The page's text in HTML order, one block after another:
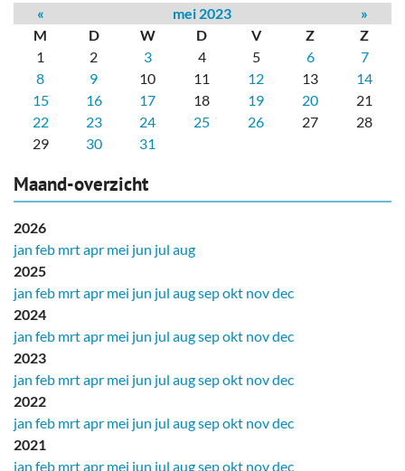
« mei 2023
»
M
D W D V Z
Z
1
2 3 4 5 6
7
8
9 10 11 12 13
14
15
16 17 18 19 20
21
22
23 24 25 26 27
28
29
30 31
Maand-overzicht
2026
jan feb mrtapr mei jun jul aug
2025
jan feb mrtapr mei jun jul augsepokt novdec
2024
jan feb mrtapr mei jun jul augsepokt novdec
2023
jan feb mrtapr mei jun jul augsepokt novdec
2022
jan feb mrtapr mei jun jul augsepokt novdec
2021
jan feb mrtapr mei jun jul augsepokt novdec